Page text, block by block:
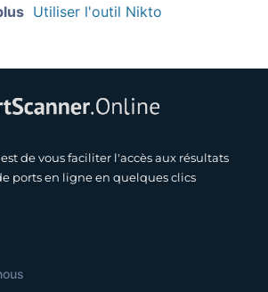
Utiliser l'outil Nikto
de vous faciliter l'accès aux résultats
ports en ligne en quelques clics